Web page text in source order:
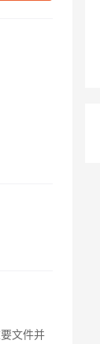
文件并